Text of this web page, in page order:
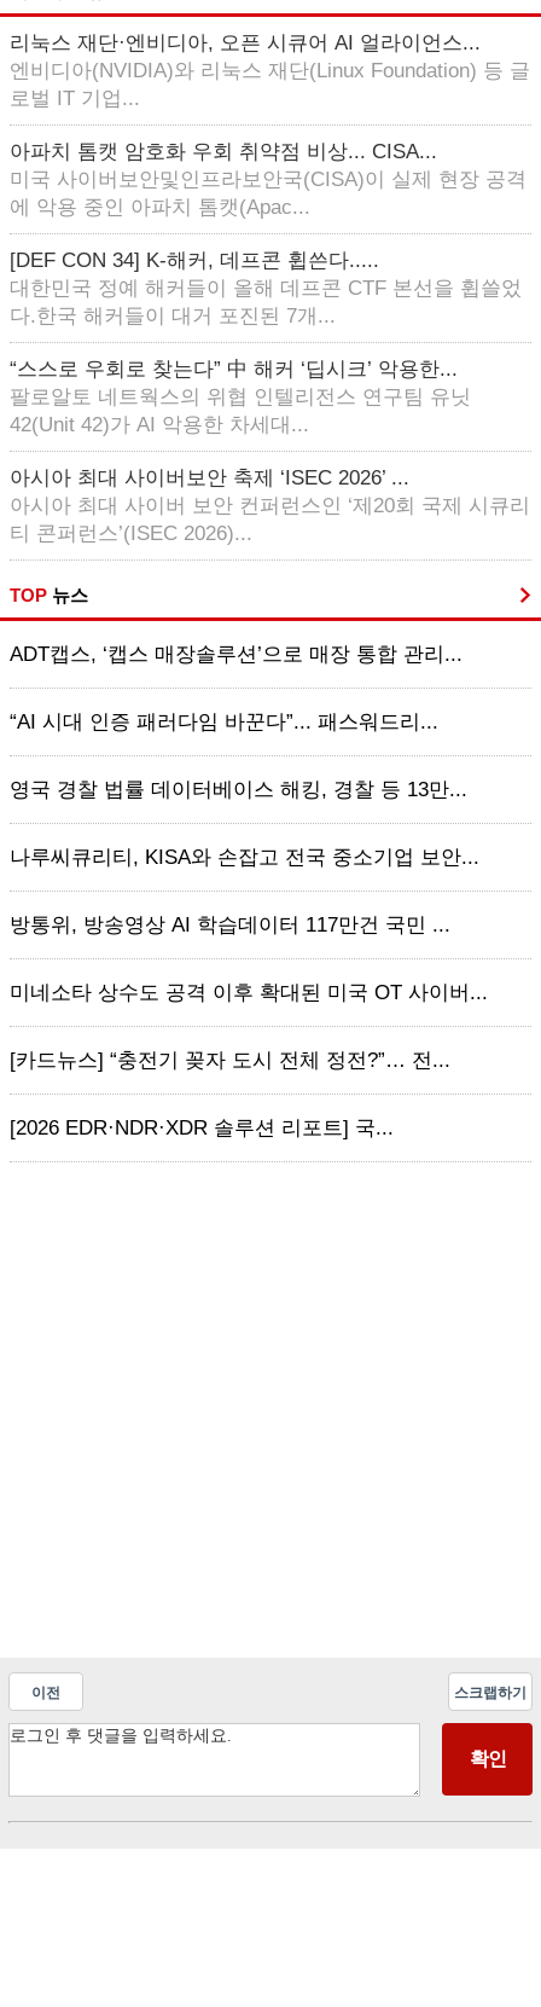
리눅스 재단·엔비디아, 오픈 시큐어 AI 얼라이언스...
엔비디아(NVIDIA)와 리눅스 재단(Linux Foundation) 등 글
로벌 IT 기업...
아파치 톰캣 암호화 우회 취약점 비상... CISA...
미국 사이버보안및인프라보안국(CISA)이 실제 현장 공격
에 악용 중인 아파치 톰캣(Apac...
[DEF CON 34] K-해커, 데프콘 휩쓴다.....
대한민국 정예 해커들이 올해 데프콘 CTF 본선을 휩쓸었
다.한국 해커들이 대거 포진된 7개...
“스스로 우회로 찾는다” 中 해커 ‘딥시크’ 악용한...
팔로알토 네트웍스의 위협 인텔리전스 연구팀 유닛
42(Unit 42)가 AI 악용한 차세대...
아시아 최대 사이버보안 축제 ‘ISEC 2026’ ...
아시아 최대 사이버 보안 컨퍼런스인 ‘제20회 국제 시큐리
티 콘퍼런스’(ISEC 2026)...
TOP 뉴스
ADT캡스, ‘캡스 매장솔루션’으로 매장 통합 관리...
“AI 시대 인증 패러다임 바꾼다”... 패스워드리...
영국 경찰 법률 데이터베이스 해킹, 경찰 등 13만...
나루씨큐리티, KISA와 손잡고 전국 중소기업 보안...
방통위, 방송영상 AI 학습데이터 117만건 국민 ...
미네소타 상수도 공격 이후 확대된 미국 OT 사이버...
[카드뉴스] “충전기 꽂자 도시 전체 정전?”… 전...
[2026 EDR·NDR·XDR 솔루션 리포트] 국...
이전 스크랩하기